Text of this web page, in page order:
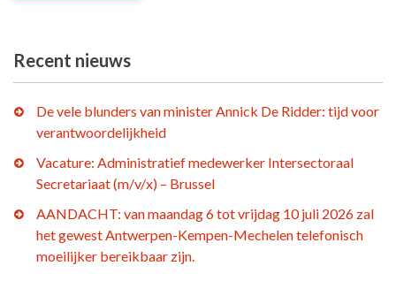
Recent nieuws
De vele blunders van minister Annick De Ridder: tijd voor
verantwoordelijkheid
Vacature: Administratief medewerker Intersectoraal
Secretariaat (m/v/x) – Brussel
AANDACHT: van maandag 6 tot vrijdag 10 juli 2026 zal
het gewest Antwerpen-Kempen-Mechelen telefonisch
moeilijker bereikbaar zijn.